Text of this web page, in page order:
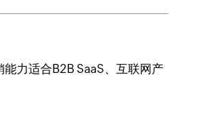
力适合B2B SaaS、互联网产